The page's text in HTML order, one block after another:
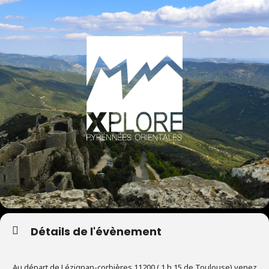
Détails de l'évènement